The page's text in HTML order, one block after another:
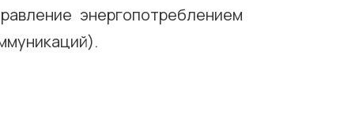
энергопотреблением